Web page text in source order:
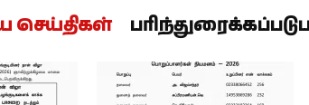
செய்திகள்